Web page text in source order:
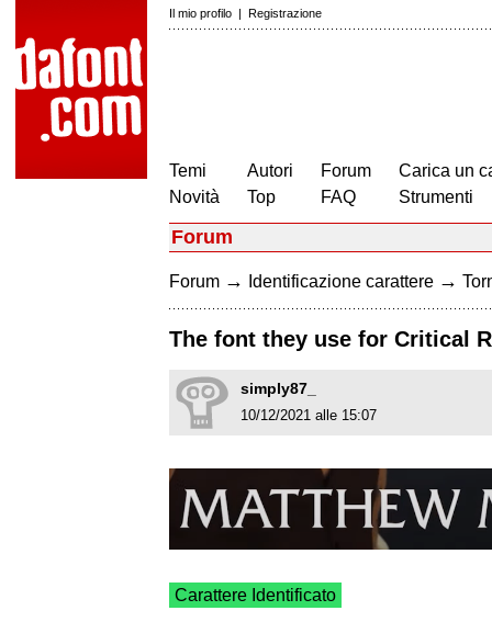
Il mio profilo | Registrazione
Temi
Novità
Autori
Top
Forum
FAQ
Carica un
Strumenti
Forum
Forum → Identificazione carattere →
The font they use for Critical
simply87_
10/12/2021 alle 15:07
Carattere Identificato